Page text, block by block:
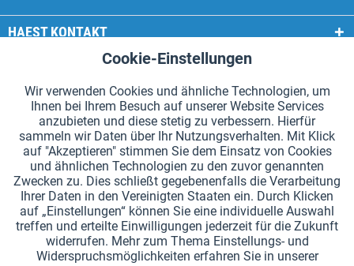
HAEST KONTAKT
HAEST SHOP SERVICE
ALLGEMEINE INFORMATIONEN
ZAHLUNGSARTEN
*Alle Preise inkl. Mehrwertsteuer zzgl.Versandkosten.
Cookie-Einstellungen Kataloge anfordern
Lasergravuren auf Staffelstäben Newsletter Über uns
Hilfe und Support Kontakt Versand und Zahlung
Aktiv
Tracking Aktiv
Cookie-Einstellungen
Wir verwenden Cookies und ähnliche Technologien, um
Ihnen bei Ihrem Besuch auf unserer Website Services
anzubieten und diese stetig zu verbessern. Hierfür
sammeln wir Daten über Ihr Nutzungsverhalten. Mit Klick
auf "Akzeptieren" stimmen Sie dem Einsatz von Cookies
und ähnlichen Technologien zu den zuvor genannten
Zwecken zu. Dies schließt gegebenenfalls die Verarbeitung
Ihrer Daten in den Vereinigten Staaten ein. Durch Klicken
auf „Einstellungen“ können Sie eine individuelle Auswahl
treffen und erteilte Einwilligungen jederzeit für die Zukunft
widerrufen. Mehr zum Thema Einstellungs- und
Widerspruchsmöglichkeiten erfahren Sie in unserer